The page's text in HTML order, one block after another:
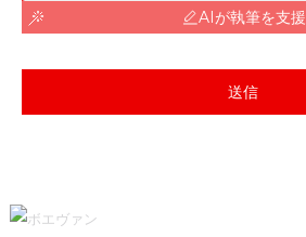
AIが執筆を支援
送信